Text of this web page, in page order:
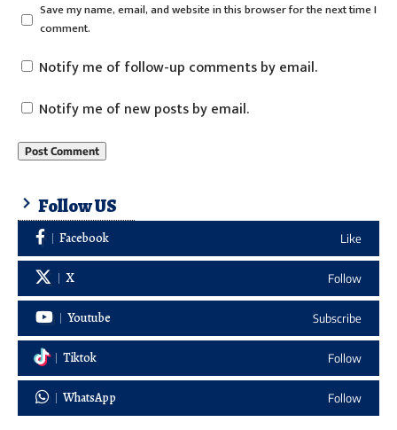
Save my name, email, and website in this browser for the next time I
comment.
Notify me of follow-up comments by email.
Notify me of new posts by email.
Follow US
Facebook Like
X Follow
Youtube Subscribe
Tiktok Follow
WhatsApp Follow